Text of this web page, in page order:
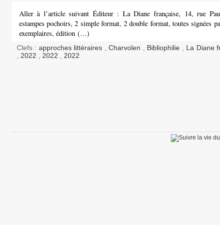
Aller à l’article suivant Éditeur : La Diane française, 14, rue
estampes pochoirs, 2 simple format, 2 double format, toutes signées
exemplaires, édition (…)
Clefs : approches littéraires ,Charvolen , Bibliophilie , La Diane
, 2022 , 2022 , 2022